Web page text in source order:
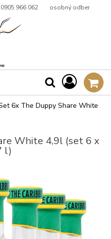
0905 966 062 osobný odber
6x The Duppy Share White
White 4,9l (set 6 x
l)